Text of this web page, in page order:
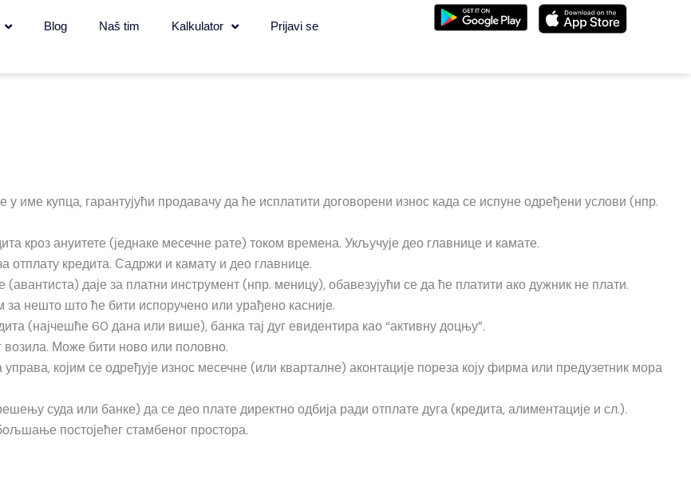
Blog Naš tim Kalkulator Prijavi se
у име купца, гарантујући продавачу да ће исплатити договорени износ када се испуне одређени услови (нпр.
кроз ануитете (једнаке месечне рате) током времена. Укључује део главнице и камате.
отплату кредита. Садржи и камату и део главнице.
(авантиста) даје за платни инструмент (нпр. меницу), обавезујући се да ће платити ако дужник не плати.
нешто што ће бити испоручено или урађено касније.
(најчешће 60 дана или више), банка тај дуг евидентира као “активну доцњу”.
возила. Може бити ново или половно.
управа, којим се одређује износ месечне (или кварталне) аконтације пореза коју фирма или предузетник мора
суда или банке) да се део плате директно одбија ради отплате дуга (кредита, алиментације и сл.).
постојећег стамбеног простора.